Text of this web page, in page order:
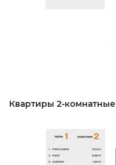
Квартиры 2-комнатные